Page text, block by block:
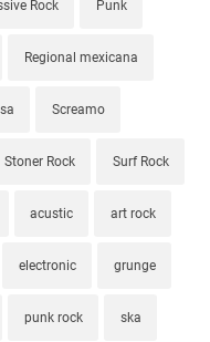
Rock Punk
Regional mexicana
Screamo
Stoner Rock Surf Rock
acustic art rock
electronic grunge
punk rock ska